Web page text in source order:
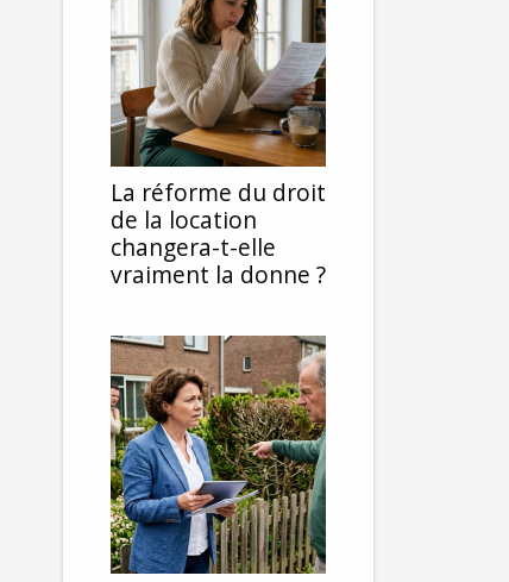
La réforme du droit
de la location
changera-t-elle
vraiment la donne ?